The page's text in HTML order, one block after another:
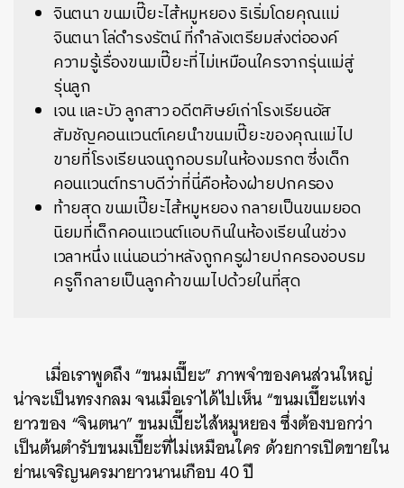
จินตนา ขนมเปี๊ยะไส้หมูหยอง ริเริ่มโดยคุณแม่
จินตนา โล่ดำรงรัตน์ ที่กำลังเตรียมส่งต่อองค์
ความรู้เรื่องขนมเปี๊ยะที่ไม่เหมือนใครจากรุ่นแม่สู่
รุ่นลูก
เจน และบัว ลูกสาว อดีตศิษย์เก่าโรงเรียนอัส
สัมชัญคอนแวนต์เคยนำขนมเปี๊ยะของคุณแม่ไป
ขายที่โรงเรียนจนถูกอบรมในห้องมรกต ซึ่งเด็ก
คอนแวนต์ทราบดีว่าที่นี่คือห้องฝ่ายปกครอง
ท้ายสุด ขนมเปี๊ยะไส้หมูหยอง กลายเป็นขนมยอด
นิยมที่เด็กคอนแวนต์แอบกินในห้องเรียนในช่วง
เวลาหนึ่ง แน่นอนว่าหลังถูกครูฝ่ายปกครองอบรม
ครูก็กลายเป็นลูกค้าขนมไปด้วยในที่สุด
เมื่อเราพูดถึง “ขนมเปี๊ยะ” ภาพจำของคนส่วนใหญ่
น่าจะเป็นทรงกลม จนเมื่อเราได้ไปเห็น “ขนมเปี๊ยะแท่ง
ยาวของ “จินตนา” ขนมเปี๊ยะไส้หมูหยอง ซึ่งต้องบอกว่า
เป็นต้นตำรับขนมเปี๊ยะที่ไม่เหมือนใคร ด้วยการเปิดขายใน
ย่านเจริญนครมายาวนานเกือบ 40 ปี